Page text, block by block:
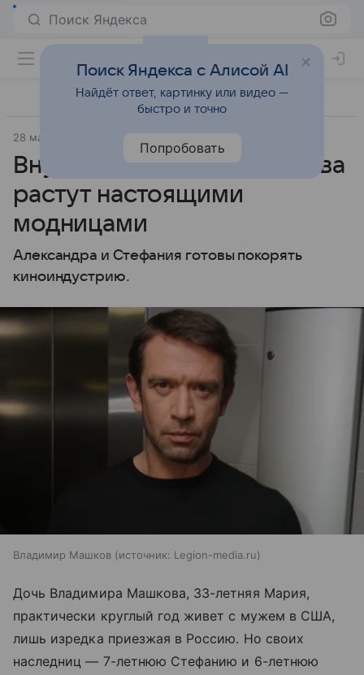
Поиск Яндекса
28 мая 2018
Внучки Владимира Машкова
растут настоящими
модницами
Александра и Стефания готовы покорять
киноиндустрию.
Владимир Машков источник: Legion-media.ru
Дочь Владимира Машкова, 33-летняя Мария,
практически круглый год живет с мужем в США,
лишь изредка приезжая в Россию. Но своих
наследниц — 7-летнюю Стефанию и 6-летнюю
Поиск Яндекса с Алисой AI
Найдёт ответ, картинку или видео —
быстро и точно
Попробовать